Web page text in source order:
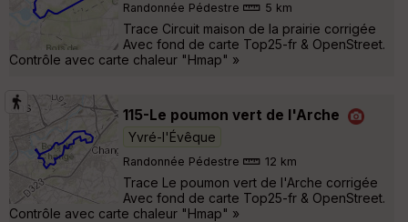
Randonnée Pédestre 5 km
Trace Circuit maison de la prairie corrigée
Avec fond de carte Top25-fr & OpenStreet.
Contrôle avec carte chaleur "Hmap" »
115-Le poumon vert de l'Arche
Yvré-l'Évêque
Randonnée Pédestre 12 km
Trace Le poumon vert de l'Arche corrigée
Avec fond de carte Top25-fr & OpenStreet.
Contrôle avec carte chaleur "Hmap" »